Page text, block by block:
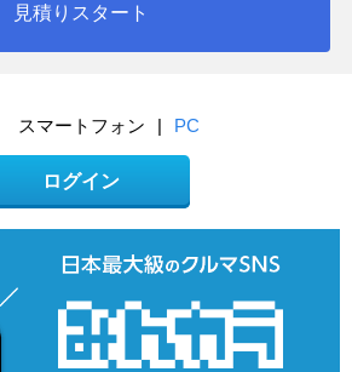
見積りスタート
スマートフォン | PC
ログイン